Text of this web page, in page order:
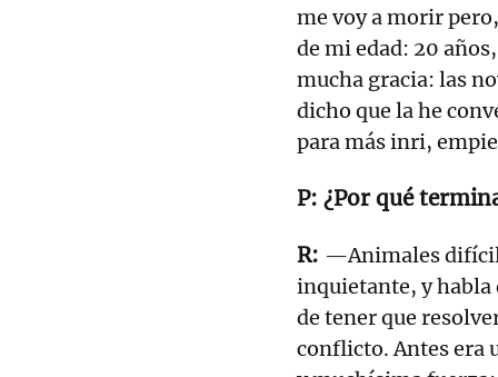
me voy a morir
de mi edad: 20
mucha gracia: las
dicho que la he
para más inri,
¿Por qué
—Animales
inquietante, y habla
de tener que
conflicto. Antes era